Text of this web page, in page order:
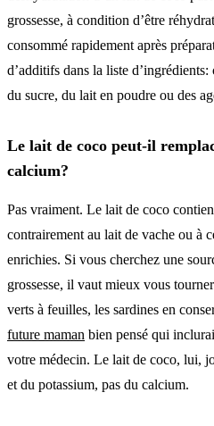
grossesse, à condition d’être
consommé rapidement après
d’additifs dans la liste
du sucre, du lait en poudre ou des
Le lait de coco peut-il
calcium?
Pas vraiment. Le lait de coco
contrairement au lait de vache ou à
enrichies. Si vous cherchez une
grossesse, il vaut mieux vous
verts à feuilles, les sardines en
future maman bien pensé qui
votre médecin. Le lait de coco, lui,
et du potassium, pas du calcium.